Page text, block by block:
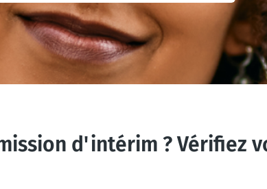
d'intérim ? Vérifiez